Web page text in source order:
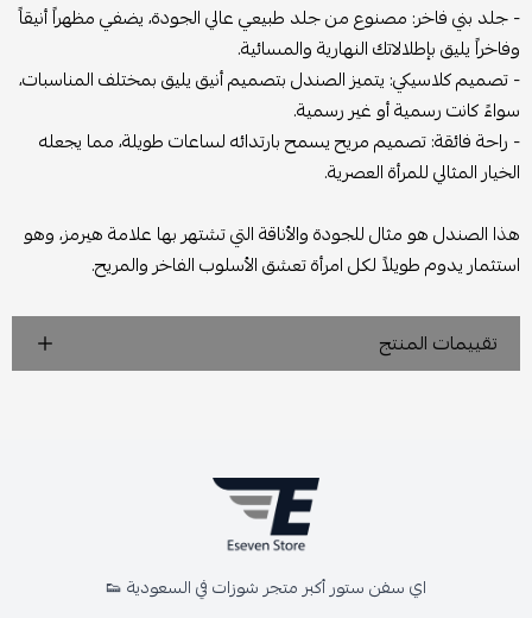
- جلد بني فاخر: مصنوع من جلد طبيعي عالي الجودة، يضفي مظهراً أنيقاً
وفاخراً يليق بإطلالاتك النهارية والمسائية.
- تصميم كلاسيكي: يتميز الصندل بتصميم أنيق يليق بمختلف المناسبات،
سواءً كانت رسمية أو غير رسمية.
- راحة فائقة: تصميم مريح يسمح بارتدائه لساعات طويلة، مما يجعله
الخيار المثالي للمرأة العصرية.
هذا الصندل هو مثال للجودة والأناقة التي تشتهر بها علامة هيرمز، وهو
استثمار يدوم طويلاً لكل امرأة تعشق الأسلوب الفاخر والمريح.
تقييمات المنتج
اي سفن ستور أكبر متجر شوزات في السعودية 👟